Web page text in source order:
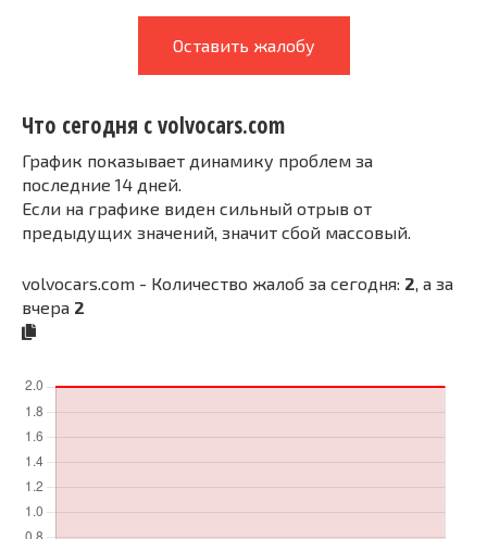
Оставить жалобу
Что сегодня с volvocars.com
График показывает динамику проблем за
последние 14 дней.
Если на графике виден сильный отрыв от
предыдущих значений, значит сбой массовый.
volvocars.com - Количество жалоб за сегодня: 2 , а за
вчера 2